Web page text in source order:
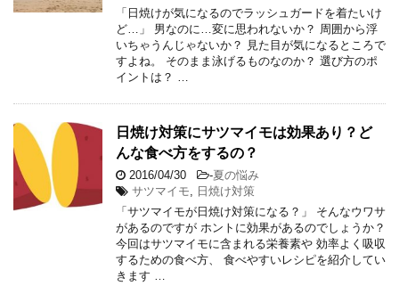
「日焼けが気になるのでラッシュガードを着たいけ
ど…」 男なのに…変に思われないか？ 周囲から浮
いちゃうんじゃないか？ 見た目が気になるところで
すよね。 そのまま泳げるものなのか？ 選び方のポ
イントは？ …
日焼け対策にサツマイモは効果あり？ど
んな食べ方をするの？
2016/04/30 -夏の悩み
サツマイモ
日焼け対策
「サツマイモが日焼け対策になる？」 そんなウワサ
があるのですが ホントに効果があるのでしょうか？
今回はサツマイモに含まれる栄養素や 効率よく吸収
するための食べ方、 食べやすいレシピを紹介してい
きます …